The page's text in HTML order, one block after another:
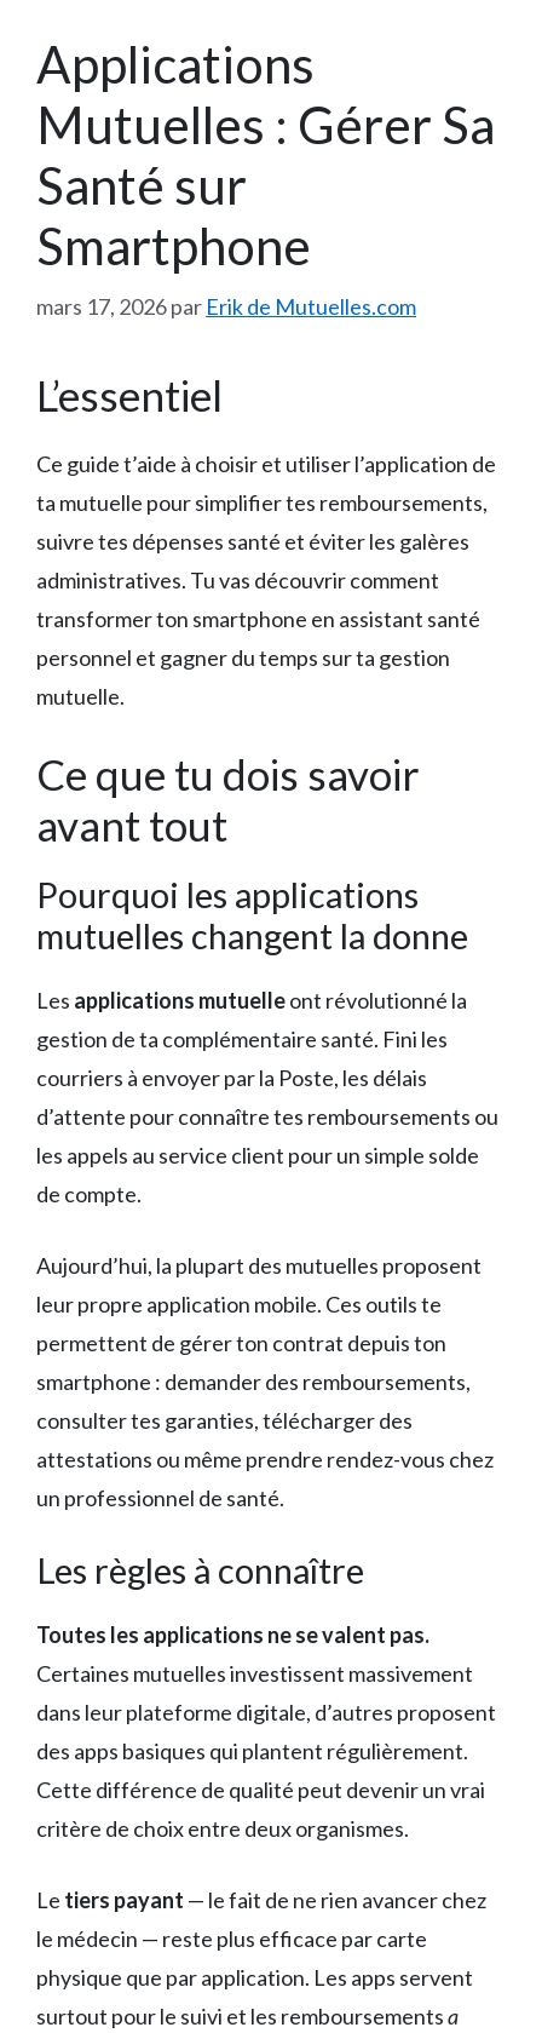
Applications
Mutuelles : Gérer Sa
Santé sur
Smartphone
mars 17, 2026par Erik de Mutuelles.com
L’essentiel
Ce guide t’aide à choisir et utiliser l’application de
ta mutuelle pour simplifier tes remboursements,
suivre tes dépenses santé et éviter les galères
administratives. Tu vas découvrir comment
transformer ton smartphone en assistant santé
personnel et gagner du temps sur ta gestion
mutuelle.
Ce que tu dois savoir
avant tout
Pourquoi les applications
mutuelles changent la donne
Les applications mutuelleont révolutionné la
gestion de ta complémentaire santé. Fini les
courriers à envoyer par la Poste, les délais
d’attente pour connaître tes remboursements ou
les appels au service client pour un simple solde
de compte.
Aujourd’hui, la plupart des mutuelles proposent
leur propre application mobile. Ces outils te
permettent de gérer ton contrat depuis ton
smartphone : demander des remboursements,
consulter tes garanties, télécharger des
attestations ou même prendre rendez-vous chez
un professionnel de santé.
Les règles à connaître
Toutes les applications ne se valent pas.
Certaines mutuelles investissent massivement
dans leur plateforme digitale, d’autres proposent
des apps basiques qui plantent régulièrement.
Cette différence de qualité peut devenir un vrai
critère de choix entre deux organismes.
Le tiers payant — le fait de ne rien avancer chez
le médecin — reste plus efficace par carte
physique que par application. Les apps servent
surtout pour le suivi et les remboursementsa